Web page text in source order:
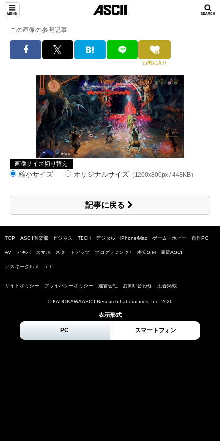
この画像の参照記事
お気に入り
画像サイズ切り替え
縮小サイズ オリジナルサイズ （1200x800px / 448KB）
記事に戻る
TOP ASCII倶楽部 ビジネス TECH デジタル iPhone/Mac ゲーム・ホビー 自作PC
AV アキバ スマホ スタートアップ プログラミング+ 格安SIM 家電ASCII
アスキーグルメ IoT
サイトポリシー プライバシーポリシー 運営会社 お問い合わせ 広告掲載
© KADOKAWA ASCII Research Laboratories, Inc. 2026
表示形式
PC スマートフォン